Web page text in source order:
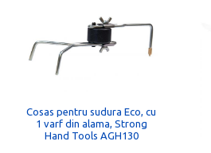
Cosas pentru sudura Eco, cu
1 varf din alama, Strong
Hand Tools AGH130